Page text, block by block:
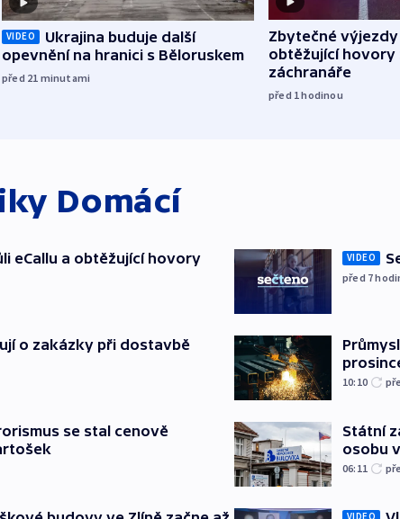
VIDEO
Ukrajina buduje další
opevnění na hranici s Běloruskem
před 21 minutami
Zbytečné výjezdy
obtěžující hovory
záchranáře
před 1hodinou
Domácí
eCallu a obtěžující hovory
o zakázky při dostavbě
se stal cenově
VIDEO
před 7
10:10
Státní
osobu
06:11
VIDEO